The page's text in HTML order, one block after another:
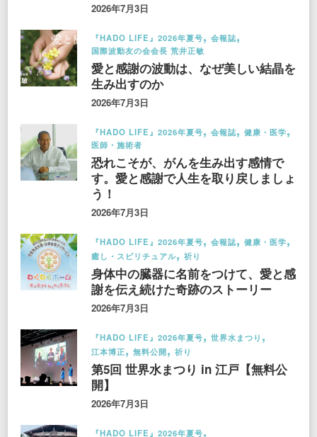
2026年7月3日
『HADO LIFE』2026年夏号
会報誌
国際波動友の会会長 荒井正敏
愛と感謝の波動は、なぜ美しい結晶を
生み出すのか
2026年7月3日
『HADO LIFE』2026年夏号 会報誌
健康・医学
医師・施術者
恐れこそが、がんを生み出す感情で
す。愛と感謝で人生を取り戻しましょ
う！
2026年7月3日
『HADO LIFE』2026年夏号 会報誌
健康・医学
癒し・スピリチュアル
祈り
身体中の臓器に名前をつけて、愛と感
謝を伝え続けた奇跡のストーリー
2026年7月3日
『HADO LIFE』2026年夏号
世界水まつり
江本博正
無料公開 祈り
第5回 世界水まつり in 江戸【無料公
開】
2026年7月3日
『HADO LIFE』2026年夏号